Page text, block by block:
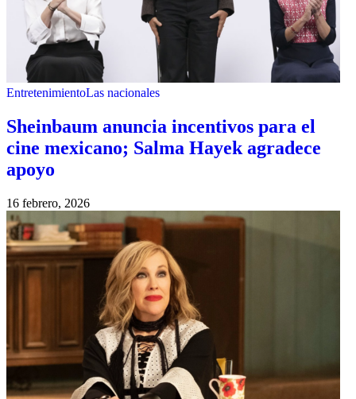
EntretenimientoLas nacionales
Sheinbaum anuncia incentivos para el
cine mexicano; Salma Hayek agradece
apoyo
16 febrero, 2026